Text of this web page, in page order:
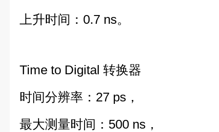
上升时间：0.7 ns。
Time to Digital 转换器
时间分辨率：27 ps，
最大测量时间：500 ns，